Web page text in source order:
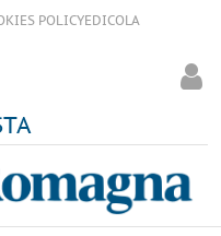
POLICYEDICOLA